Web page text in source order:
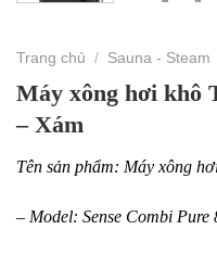
Trang chủ / Sauna - Steam
Máy xông hơi khô
– Xám
Tên sản phẩm: Máy xông
– Model: Sense Combi Pure